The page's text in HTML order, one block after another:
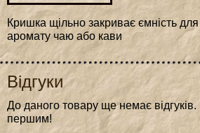
Кришка щільно закриває ємність
аромату чаю або кави
Відгуки
До даного товару ще немає
першим!